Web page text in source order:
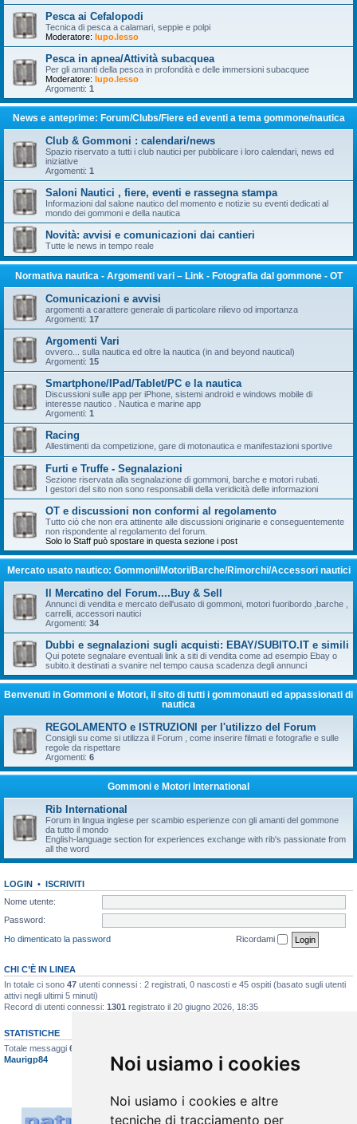
Noi usiamo i cookies
Noi usiamo i cookies e altre
tecniche di tracciamento per
Pesca ai Cefalopodi
Tecnica di pesca a calamari, seppie e polpi
Moderatore: lupo.lesso
Pesca in apnea/Attività subacquea
Per gli amanti della pesca in profondità e delle immersioni subacquee
Moderatore: lupo.lesso
Argomenti: 1
News e anteprime: Forum/Clubs/Fiere ed eventi a tema gommone/nautica
Club & Gommoni : calendari/news
Spazio riservato a tutti i club nautici per pubblicare i loro calendari, news ed
iniziative
Argomenti: 1
Saloni Nautici , fiere, eventi e rassegna stampa
Informazioni dal salone nautico del momento e notizie su eventi dedicati al
mondo dei gommoni e della nautica
Novità: avvisi e comunicazioni dai cantieri
Tutte le news in tempo reale
Normativa nautica - Argomenti vari – Link - Fotografia dal gommone - OT
Comunicazioni e avvisi
argomenti a carattere generale di particolare rilievo od importanza
Argomenti: 17
Argomenti Vari
ovvero... sulla nautica ed oltre la nautica (in and beyond nautical)
Argomenti: 15
Smartphone/IPad/Tablet/PC e la nautica
Discussioni sulle app per iPhone, sistemi android e windows mobile di
interesse nautico . Nautica e marine app
Argomenti: 1
Racing
Allestimenti da competizione, gare di motonautica e manifestazioni sportive
Furti e Truffe - Segnalazioni
Sezione riservata alla segnalazione di gommoni, barche e motori rubati.
I gestori del sito non sono responsabili della veridicità delle informazioni
OT e discussioni non conformi al regolamento
Tutto ciò che non era attinente alle discussioni originarie e conseguentemente
non rispondente al regolamento del forum.
Solo lo Staff può spostare in questa sezione i post
Mercato usato nautico: Gommoni/Motori/Barche/Rimorchi/Accessori nautici
Il Mercatino del Forum....Buy & Sell
Annunci di vendita e mercato dell'usato di gommoni, motori fuoribordo ,barche ,
carrelli, accessori nautici
Argomenti: 34
Dubbi e segnalazioni sugli acquisti: EBAY/SUBITO.IT e simili
Qui potete segnalare eventuali link a siti di vendita come ad esempio Ebay o
subito.it destinati a svanire nel tempo causa scadenza degli annunci
Benvenuti in Gommoni e Motori, il sito di tutti i gommonauti ed appassionati di
nautica
REGOLAMENTO e ISTRUZIONI per l'utilizzo del Forum
Consigli su come si utilizza il Forum , come inserire filmati e fotografie e sulle
regole da rispettare
Argomenti: 6
Gommoni e Motori International
Rib International
Forum in lingua inglese per scambio esperienze con gli amanti del gommone
da tutto il mondo
English-language section for experiences exchange with rib's passionate from
all the word
LOGIN • ISCRIVITI
Nome utente:
Password:
Ho dimenticato la password
Ricordami
CHI C’È IN LINEA
In totale ci sono 47 utenti connessi : 2 registrati, 0 nascosti e 45 ospiti (basato sugli utenti
attivi negli ultimi 5 minuti)
Record di utenti connessi: 1301 registrato il 20 giugno 2026, 18:35
STATISTICHE
Totale messaggi 6617
Maurigp84